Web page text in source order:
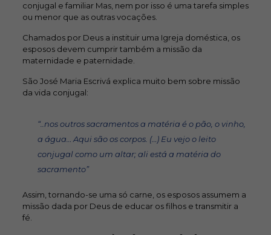
conjugal e familiar Mas, nem por isso é uma tarefa simples
ou menor que as outras vocações.
Chamados por Deus a instituir uma Igreja doméstica, os
esposos devem cumprir também a missão da
maternidade e paternidade.
São José Maria Escrivá explica muito bem sobre missão
da vida conjugal:
“..nos outros sacramentos a matéria é o pão, o vinho,
a água… Aqui são os corpos. (…) Eu vejo o leito
conjugal como um altar; ali está a matéria do
sacramento”
Assim, tornando-se uma só carne, os esposos assumem a
missão dada por Deus de educar os filhos e transmitir a
fé.